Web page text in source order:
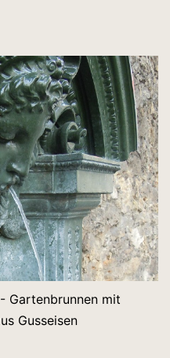
Gartenbrunnen mit
Gusseisen